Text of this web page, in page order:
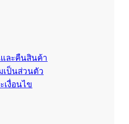
ละคืนสินค้า
เป็นส่วนตัว
งื่อนไข